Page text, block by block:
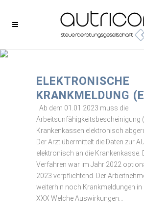
ELEKTRONISCHE
KRANKMELDUNG
Ab dem 01.01.2023 muss die
Arbeitsunfähigkeitsbescheinigung
Krankenkassen elektronisch
Der Arzt übermittelt die Daten zur AU
elektronisch an die Krankenkasse.
Verfahren war im Jahr 2022
2023 verpflichtend. Der
weiterhin noch Krankmeldungen in
XXX Welche Auswirkungen...